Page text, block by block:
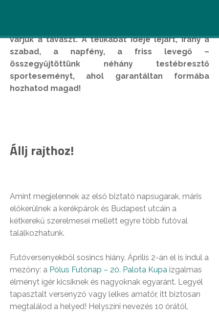
várjuk a tavaszt. A télikabát ideje lejárt, irány a
szabad, a napfény, a friss levegő –
összegyűjtöttünk néhány testébresztő
sporteseményt, ahol garantáltan formába
hozhatod magad!
Állj rajthoz!
Amint megjelennek az első biztató napsugarak, máris
előkerülnek a kerékpárok és Budapest utcáin a
kétkerekű szerelmesei mellett egyre több futóval
találkozhatunk.
Futóversenyekből sosincs hiány. Április 2-án el is indul a
mezőny: a Pólus Futónap – 20. Palota Kupa izgalmas
élményt ígér kicsiknek és nagyoknak egyaránt. Legyél
tapasztalt versenyző vagy lelkes amatőr, itt biztosan
megtalálod a helyed! Helyszíni nevezés 10 órától,